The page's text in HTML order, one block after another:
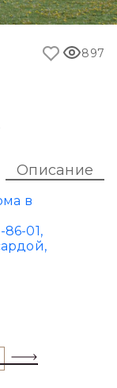
897
Описание